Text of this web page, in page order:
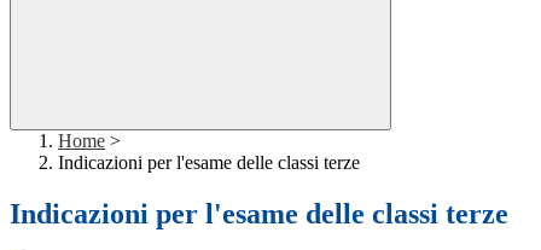
Home >
Indicazioni per l'esame delle classi terze
Indicazioni per l'esame delle classi terze